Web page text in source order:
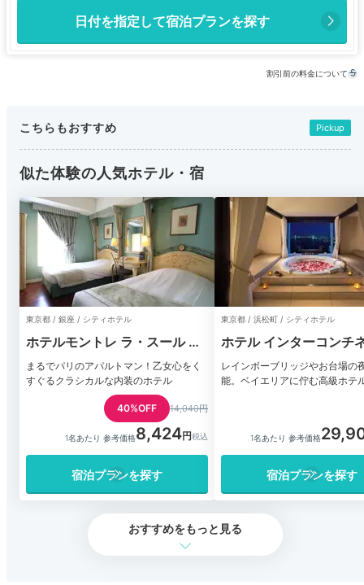
日付を指定して宿泊プランを探す
割引前の料金について
こちらもおすすめ Pickup
似た体験の人気ホテル・宿
東京都 / 銀座 / シティホテル
ホテルモントレ ラ・スール ギ
ンザ
まるでパリのアパルトマン！乙女心をく
すぐるクラシカルな内装のホテル
40%OFF 14,040円
1名あたり 参考価格8,424
宿泊プランを探す
東京都 / 浜松町 / シティホテル
ホテル インターコンチ
ル 東京ベイ
レインボーブリッジやお台場の
能。ベイエリアに佇む高級ホテ
1名あたり 参考価格
宿泊プランを探す
おすすめをもっと見る